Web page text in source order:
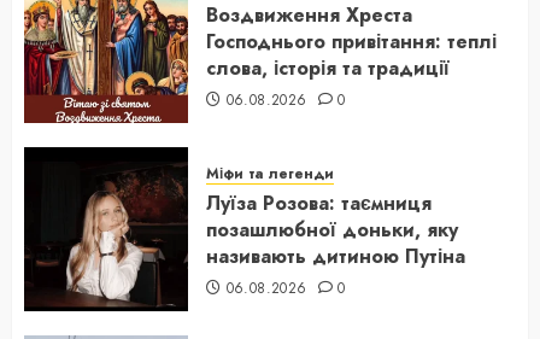
Воздвиження Хреста
Господнього привітання: теплі
слова, історія та традиції
06.08.2026 0
Міфи та легенди
Луїза Розова: таємниця
позашлюбної доньки, яку
називають дитиною Путіна
06.08.2026 0